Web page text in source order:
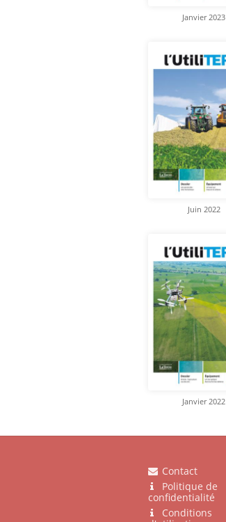
Janvier 2023
Juin 2022
Janvier 2022
Contact
Politique de
confidentialité
Conditions